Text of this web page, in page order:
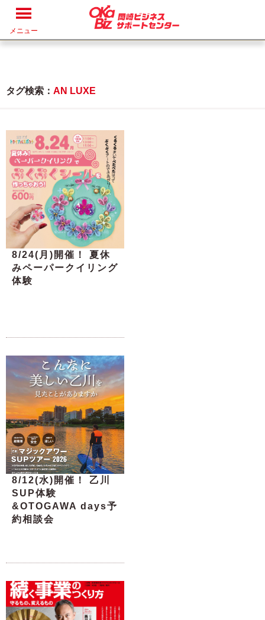
メニュー
タグ検索： AN LUXE
8/24(月)開催！ 夏休
みペーパークイリング
体験
8/12(水)開催！ 乙川
SUP体験
&OTOGAWA days予
約相談会